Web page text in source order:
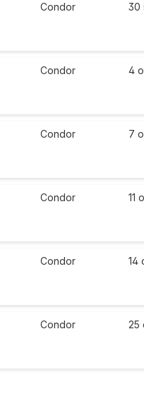
Condor 30
Condor 4
Condor 7
Condor 11
Condor 14
Condor 25